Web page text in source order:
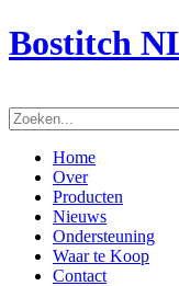
Bostitch
Home
Over
Producten
Nieuws
Ondersteuning
Waar te Koop
Contact